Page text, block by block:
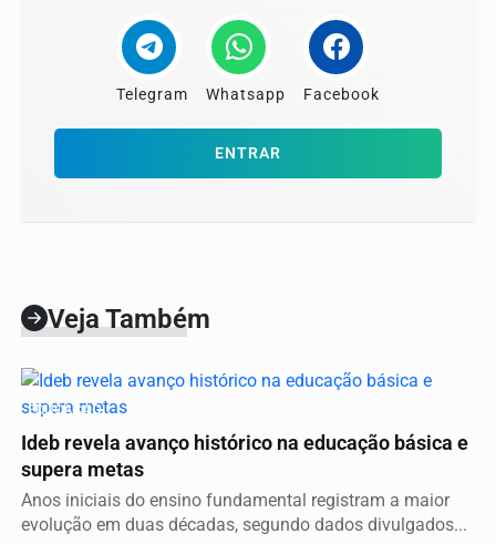
Telegram Whatsapp Facebook
ENTRAR
Veja Também
EDUCAÇÃO
Ideb revela avanço histórico na educação básica e
supera metas
Anos iniciais do ensino fundamental registram a maior
evolução em duas décadas, segundo dados divulgados...